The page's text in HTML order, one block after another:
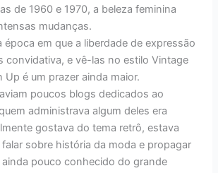
de 1960 e 1970, a beleza feminina
mudanças.
época em que a liberdade de expressão
convidativa, e vê-las no estilo Vintage
Up é um prazer ainda maior.
poucos blogs dedicados ao
administrava algum deles era
gostava do tema retrô, estava
sobre história da moda e propagar
pouco conhecido do grande